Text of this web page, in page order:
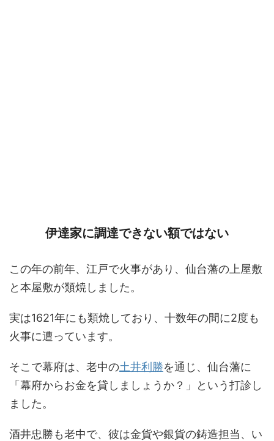
伊達家に調達できない額ではない
この年の前年、江戸で火事があり、仙台藩の上屋敷
と本屋敷が類焼しました。
実は1621年にも類焼しており、十数年の間に2度も
火事に遭っています。
そこで幕府は、老中の土井利勝を通じ、仙台藩に
「幕府からお金を貸しましょうか？」という打診し
ました。
酒井忠勝も老中で、彼は金貨や銀貨の鋳造担当、い